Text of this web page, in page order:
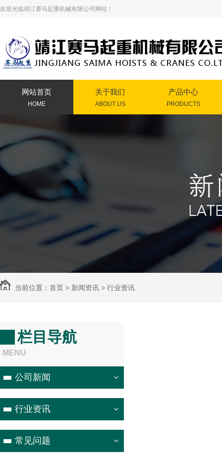
欢迎光临靖江赛马起重机械有限公司网站！
网站首页
HOME
关于我们
ABOUT US
产品中心
PRODUCTS
当前位置：首页 > 新闻资讯 > 行业资讯
栏目导航
MENU
公司新闻
行业资讯
常见问题